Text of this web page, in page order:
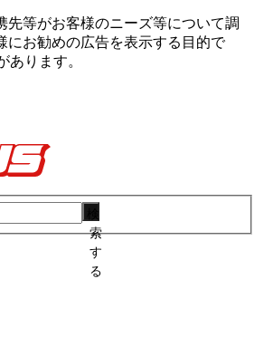
先等がお客様のニーズ等について調
にお勧めの広告を表⽰する⽬的で
あります。
索
す
る